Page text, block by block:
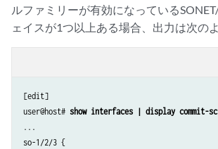
ルファミリーが有効になっている
ェイスが1つ以上ある場合、出力は次の
[edit]
user@host# show interfaces | display commit-
...
so-1/2/3 {